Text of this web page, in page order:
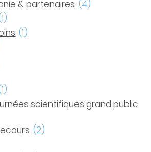
& partenaires (4)
(1)
scientifiques grand public
(2)